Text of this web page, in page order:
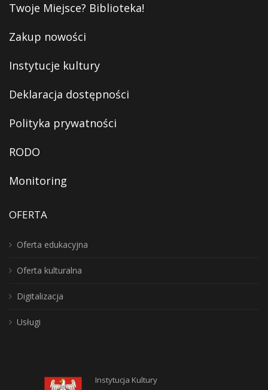
Twoje Miejsce? Biblioteka!
Zakup nowości
Instytucje kultury
Deklaracja dostępności
Polityka prywatności
RODO
Monitoring
OFERTA
Oferta edukacyjna
Oferta kulturalna
Digitalizacja
Usługi
Instytucja Kultury